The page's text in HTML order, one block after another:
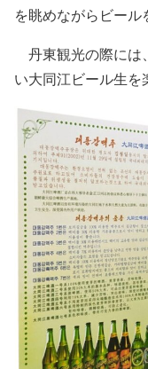
を眺めながらビール
丹東観光の際には
い大同江ビール生を